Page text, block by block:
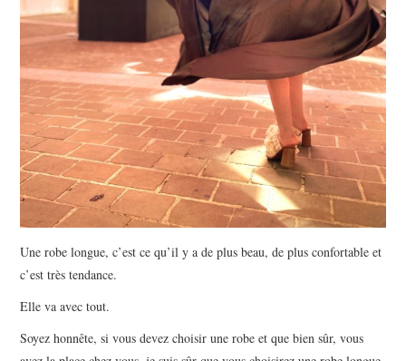
Une robe longue, c’est ce qu’il y a de plus beau, de plus confortable et
c’est très tendance.
Elle va avec tout.
Soyez honnête, si vous devez choisir une robe et que bien sûr, vous